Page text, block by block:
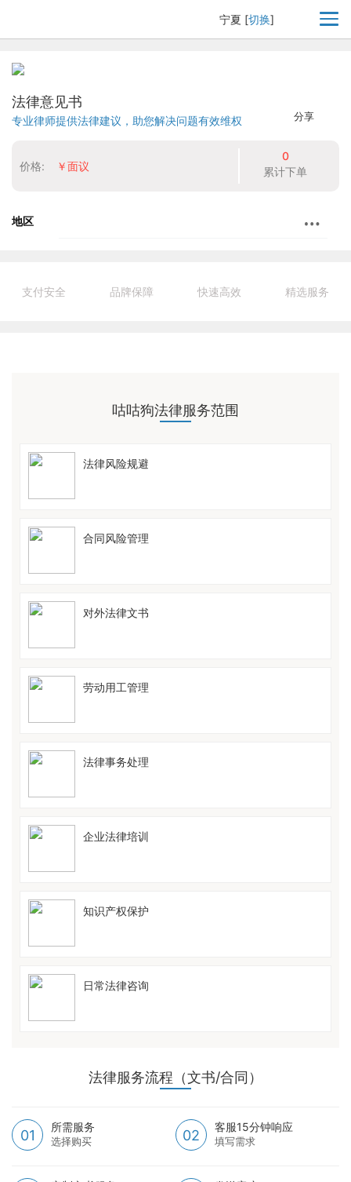
宁夏 [切换]
分享
法律意见书
专业律师提供法律建议，助您解决问题有效维权
价格: ￥面议
0
累计下单
地区
支付安全 品牌保障 快速高效 精选服务
咕咕狗法律服务范围
法律风险规避
合同风险管理
对外法律文书
劳动用工管理
法律事务处理
企业法律培训
知识产权保护
日常法律咨询
法律服务流程（文书/合同）
01
所需服务
选择购买 02
客服15分钟响应
填写需求